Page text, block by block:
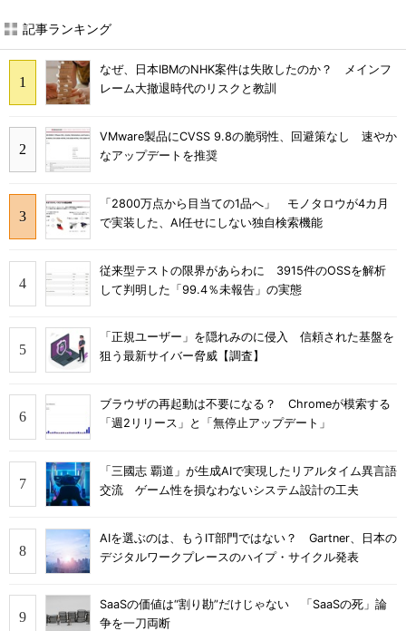
記事ランキング
なぜ、日本IBMのNHK案件は失敗したのか？ メインフ
レーム大撤退時代のリスクと教訓
VMware製品にCVSS 9.8の脆弱性、回避策なし 速やか
なアップデートを推奨
「2800万点から目当ての1品へ」 モノタロウが4カ月
で実装した、AI任せにしない独自検索機能
従来型テストの限界があらわに 3915件のOSSを解析
して判明した「99.4％未報告」の実態
「正規ユーザー」を隠れみのに侵入 信頼された基盤を
狙う最新サイバー脅威【調査】
ブラウザの再起動は不要になる？ Chromeが模索する
「週2リリース」と「無停止アップデート」
「三國志 覇道」が生成AIで実現したリアルタイム異言語
交流 ゲーム性を損なわないシステム設計の工夫
AIを選ぶのは、もうIT部門ではない？ Gartner、日本の
デジタルワークプレースのハイプ・サイクル発表
SaaSの価値は“割り勘”だけじゃない 「SaaSの死」論
争を一刀両断